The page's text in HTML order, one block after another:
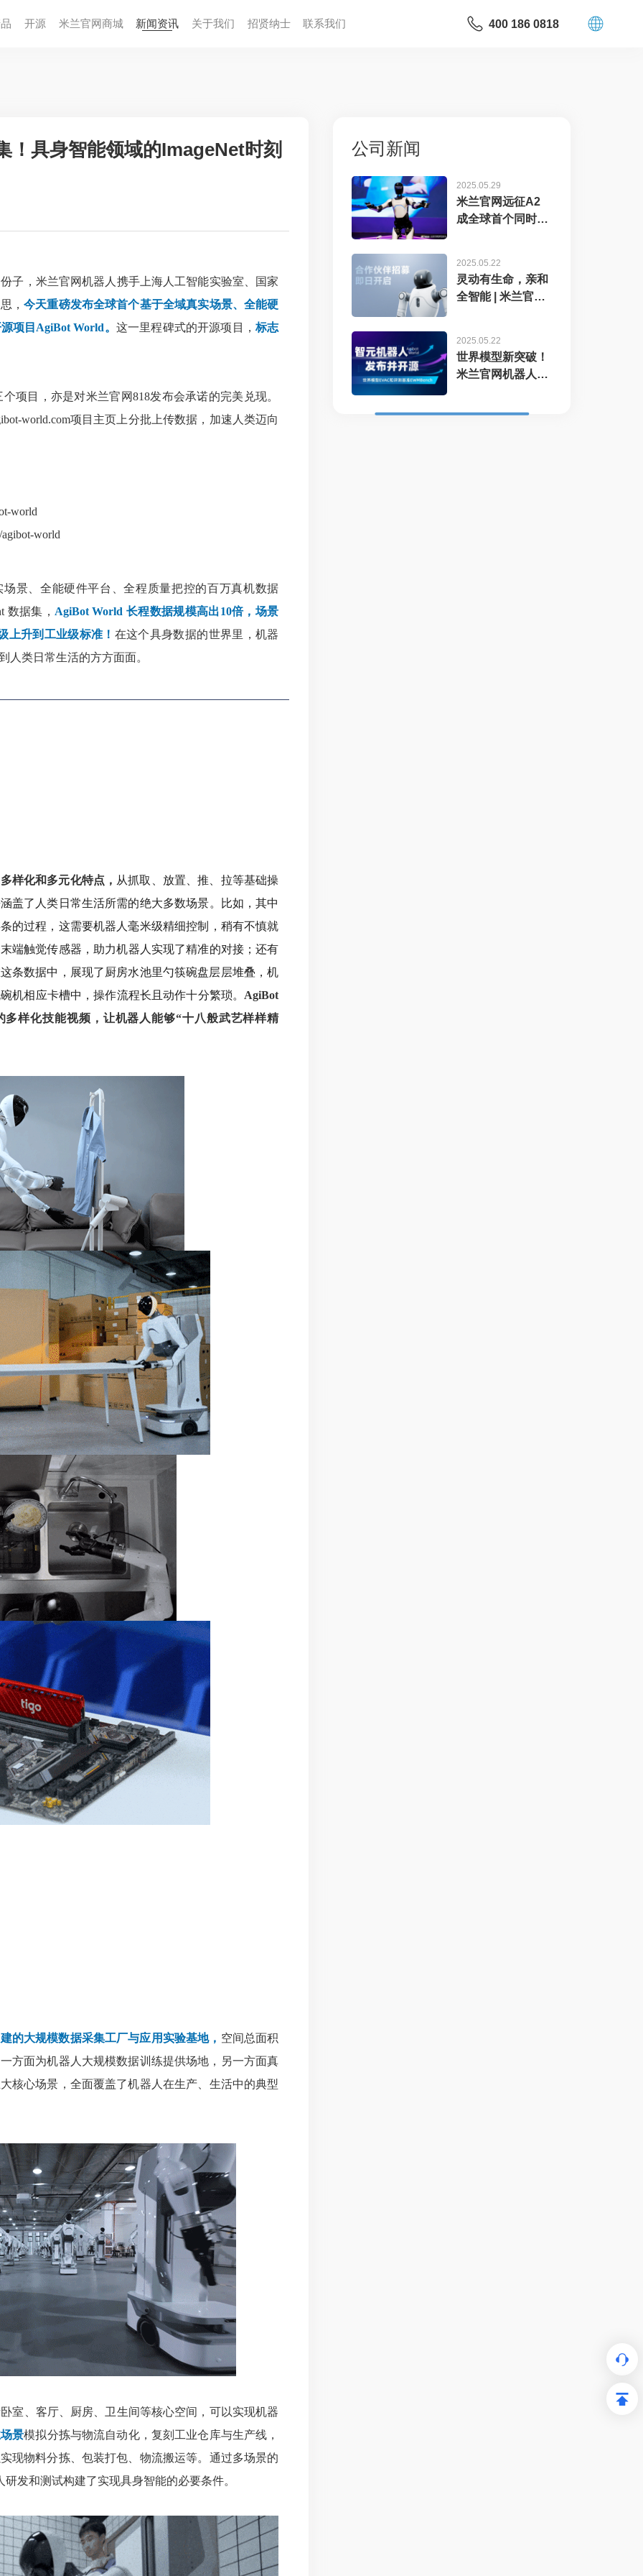
开源 米兰官网商城 新闻资讯 关于我们 招贤纳⼠ 联系我们 400 186 0818
！具身智能领域的ImageNet时刻
，米兰官网机器人携手上海人工智能实验室、国家
，今天重磅发布全球首个基于全域真实场景、全能硬
项目AgiBot World。 这一里程碑式的开源项目，标志
目，亦是对米兰官网818发布会承诺的完美兑现。
world.com项目主页上分批上传数据，加速人类迈向
world
world
景、全能硬件平台、全程质量把控的百万真机数据
数据集， AgiBot World 长程数据规模高出10倍，场景
上升到工业级标准！ 在这个具身数据的世界里，机器
人类日常生活的方方面面。
化和多元化特点， 从抓取、放置、推、拉等基础操
盖了人类日常生活所需的绝大多数场景。
比如，其中
的过程，这需要机器人毫米级精细控制，稍有不慎就
端触觉传感器，助力机器人实现了精准的对接；还有
数据中，展现了厨房水池里勺筷碗盘层层堆叠，机
机相应卡槽中，操作流程长且动作十分繁琐。 AgiBot
样化技能视频，让机器人能够“十八般武艺样样精
大规模数据采集工厂与应用实验基地， 空间总面积
方面为机器人大规模数据训练提供场地 ， 另一方面真
核心场景，全面覆盖了机器人在生产、生活中的典型
室、客厅、厨房、卫生间等核心空间，可以实现机器
景模拟分拣与物流自动化，复刻工业仓库与生产线，
现物料分拣、包装打包、物流搬运等。通过多场景的
发和测试构建了实现具身智能的必要条件。
公司新闻
2025.05.29
米兰官网远征A2
成全球首个同时拥
2025.05.22
灵动有生命，亲和
全智能 | 米兰官网
2025.05.22
世界模型新突破！
米兰官网机器人开